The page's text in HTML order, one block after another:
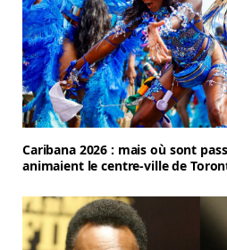
Caribana 2026 : mais où sont
animaient le centre-ville de